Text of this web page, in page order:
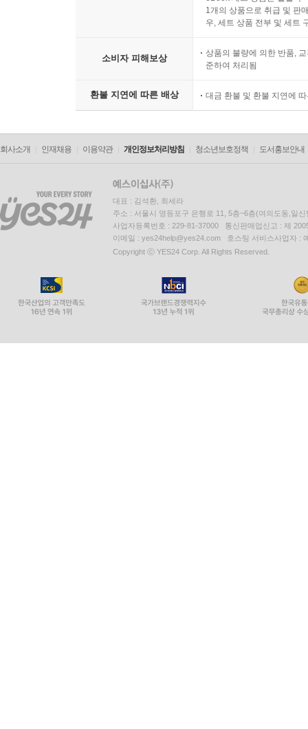
1개의 상품으로 취급 및 판
우, 세트 상품 전부 및 세트
소비자 피해보상
상품의 불량에 의한 반품,
준하여 처리됨
환불 지연에 따른 배상 대금 환불 및 환불 지연에
회사소개 인재채용 이용약관 개인정보처리방침 청소년보호정책 도서홍보안내
대표 : 김석환, 최세라
주소 : 서울시 영등포구 은행로 11, 5층~6층(여의도동,일신
사업자등록번호 : 229-81-37000 통신판매업신고 : 제
이메일 : yes24help@yes24.com 호스팅 서비스사업자 :
Copyright ⓒ YES24 Corp. All Rights Reserved.